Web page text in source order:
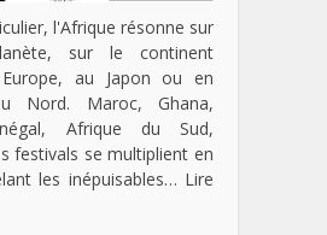
l'Afrique résonne sur
sur le continent
au Japon ou en
Nord. Maroc, Ghana,
Afrique du Sud,
festivals se multiplient en
les inépuisables… Lire